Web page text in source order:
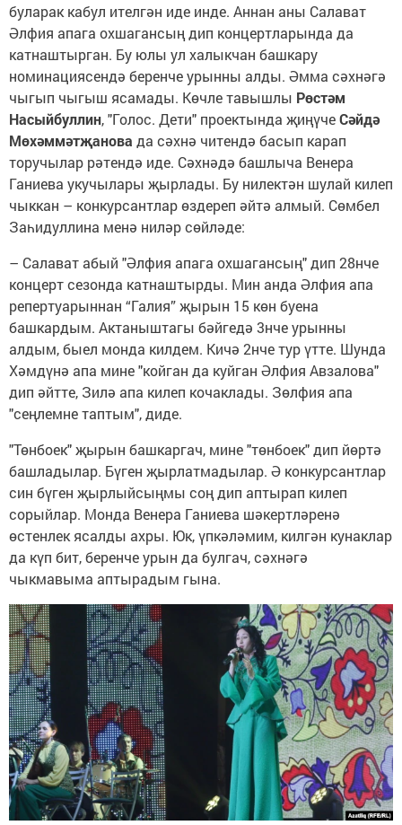
буларак кабул ителгән иде инде. Аннан аны Салават
Әлфия апага охшагансың дип концертларында да
катнаштырган. Бу юлы ул халыкчан башкару
номинациясендә беренче урынны алды. Әмма сәхнәгә
чыгып чыгыш ясамады. Көчле тавышлы Рөстәм​
Насыйбуллин, "Голос. Дети" проектында җиңүчеСәйдә
Мөхәммәтҗанова да сәхнә читендә басып карап
торучылар рәтендә иде. Сәхнәдә башлыча Венера
Ганиева укучылары җырлады. Бу нилектән шулай килеп
чыккан – конкурсантлар өздереп әйтә алмый. Сөмбел
Заһидуллина менә ниләр сөйләде:
– Салават абый "Әлфия апага охшагансың" дип 28нче
концерт сезонда катнаштырды. Мин анда Әлфия апа
репертуарыннан “Галия” җырын 15 көн буена
башкардым. Актаныштагы бәйгедә 3нче урынны
алдым, быел монда килдем. Кичә 2нче тур үтте. Шунда
Хәмдүнә апа мине "койган да куйган Әлфия Авзалова"
дип әйтте, Зилә апа килеп кочаклады. Зөлфия апа
"сеңлемне таптым", диде.
"Төнбоек" җырын башкаргач, мине "төнбоек" дип йөртә
башладылар. Бүген җырлатмадылар. Ә конкурсантлар
син бүген җырлыйсыңмы соң дип аптырап килеп
сорыйлар. Монда Венера Ганиева шәкертләренә
өстенлек ясалды ахры. Юк, үпкәләмим, килгән кунаклар
да күп бит, беренче урын да булгач, сәхнәгә
чыкмавыма аптырадым гына.